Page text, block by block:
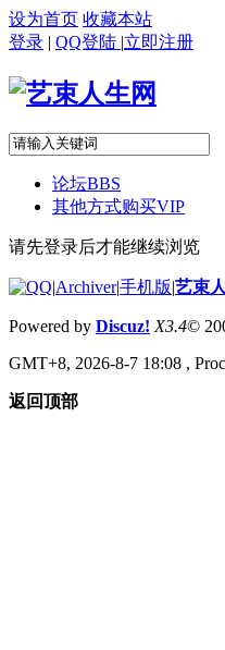
设为首页 收藏本站
登录 | QQ登陆 |立即注册
论坛BBS
其他方式购买VIP
请先登录后才能继续浏览
|Archiver|手机版|艺束
Powered by Discuz! X3.4©
GMT+8, 2026-8-7 18:08 ,
返回顶部